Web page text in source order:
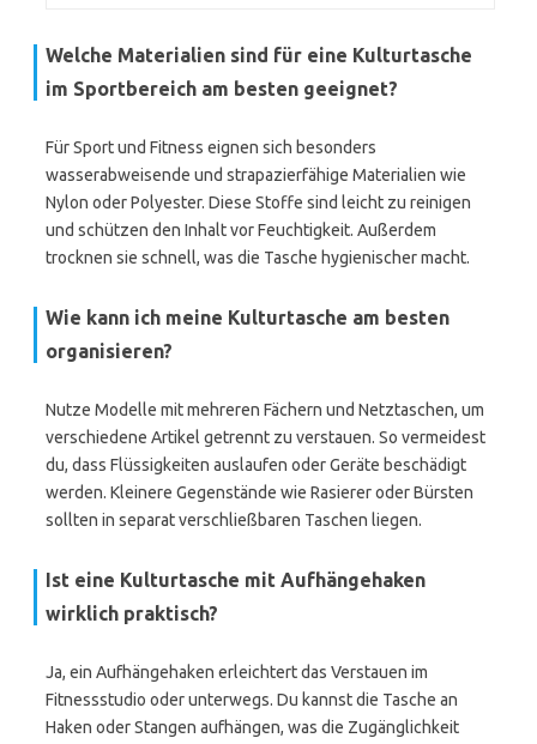
Welche Materialien sind für eine Kulturtasche
im Sportbereich am besten geeignet?
Für Sport und Fitness eignen sich besonders
wasserabweisende und strapazierfähige Materialien wie
Nylon oder Polyester. Diese Stoffe sind leicht zu reinigen
und schützen den Inhalt vor Feuchtigkeit. Außerdem
trocknen sie schnell, was die Tasche hygienischer macht.
Wie kann ich meine Kulturtasche am besten
organisieren?
Nutze Modelle mit mehreren Fächern und Netztaschen, um
verschiedene Artikel getrennt zu verstauen. So vermeidest
du, dass Flüssigkeiten auslaufen oder Geräte beschädigt
werden. Kleinere Gegenstände wie Rasierer oder Bürsten
sollten in separat verschließbaren Taschen liegen.
Ist eine Kulturtasche mit Aufhängehaken
wirklich praktisch?
Ja, ein Aufhängehaken erleichtert das Verstauen im
Fitnessstudio oder unterwegs. Du kannst die Tasche an
Haken oder Stangen aufhängen, was die Zugänglichkeit